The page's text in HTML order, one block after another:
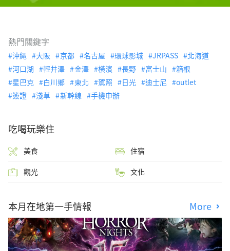
熱門關鍵字
沖繩 大阪 京都 名古屋 環球影城 JRPASS
北海道
河口湖
輕井澤 金澤 橫濱 長野 富士山
箱根
星巴克
白川鄉 東北 駕照 日光 迪士尼
outlet
簽證
淺草 新幹線 手機申辦
吃喝玩樂住
美食 住宿
觀光 文化
本月在地第一手情報 More